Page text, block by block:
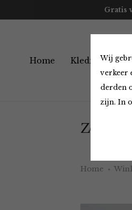
Wij
verkeer
derden
zijn. In
Gratis
Home Kleding
Home